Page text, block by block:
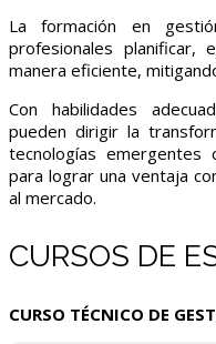
La formación en
profesionales planificar,
manera eficiente,
Con habilidades
pueden dirigir la
tecnologías emergentes
para lograr una ventaja
al mercado.
CURSOS DE
CURSO TÉCNICO DE